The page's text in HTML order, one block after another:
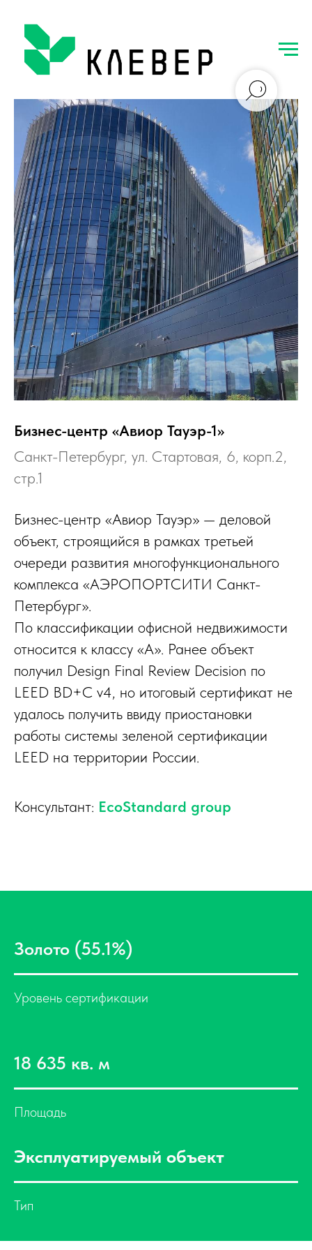
Бизнес-центр «Авиор Тауэр-1»
Санкт-Петербург, ул. Стартовая, 6, корп.2,
стр.1
Бизнес-центр «Авиор Тауэр» — деловой
объект, строящийся в рамках третьей
очереди развития многофункционального
комплекса «АЭРОПОРТСИТИ Санкт-
Петербург».
По классификации офисной недвижимости
относится к классу «А». Ранее объект
получил Design Final Review Decision по
LEED BD+C v4, но итоговый сертификат не
удалось получить ввиду приостановки
работы системы зеленой сертификации
LEED на территории России.
Консультант: EcoStandard group
Золото (55.1%)
Уровень сертификации
18 635 кв. м
Площадь
Эксплуатируемый объект
Тип